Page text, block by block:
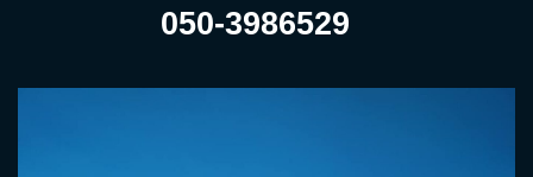
050-3986529